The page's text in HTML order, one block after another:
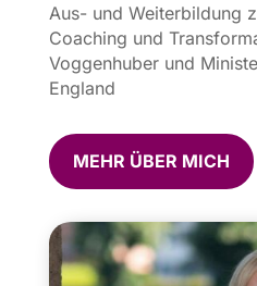
Aus- und Weiterbildung
Coaching und
Voggenhuber und
England
MEHR ÜBER MICH